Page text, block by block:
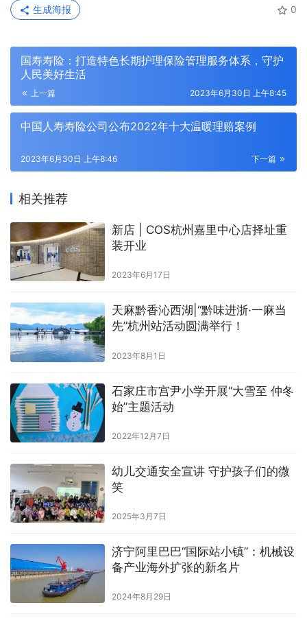
0
生成海报
国寿寿险：打造特色长期护理保险管理服务体系，守护
人民美好生活
上一篇 2023年6月30日 上午8:45
中国人寿寿险公司公布2022年十大温暖理赔案例
下一篇
2023年6月30日 上午8:46
相关推荐
新店 | COS杭州嘉里中心店择址重
装开业
2023年6月17日
天麻黔香沁西湖|“黔味进浙·一麻当
先”杭州站活动圆满举行！
2023年8月1日
石家庄市宫尹小学开展“大雪至 仲冬
始”主题活动
2022年12月7日
幼儿交通安全宣讲 守护孩子们的微
笑
2025年3月7日
济宁阿里巴巴“国际站小镇”：机械设
备产业海外扩张的新名片
2024年8月29日